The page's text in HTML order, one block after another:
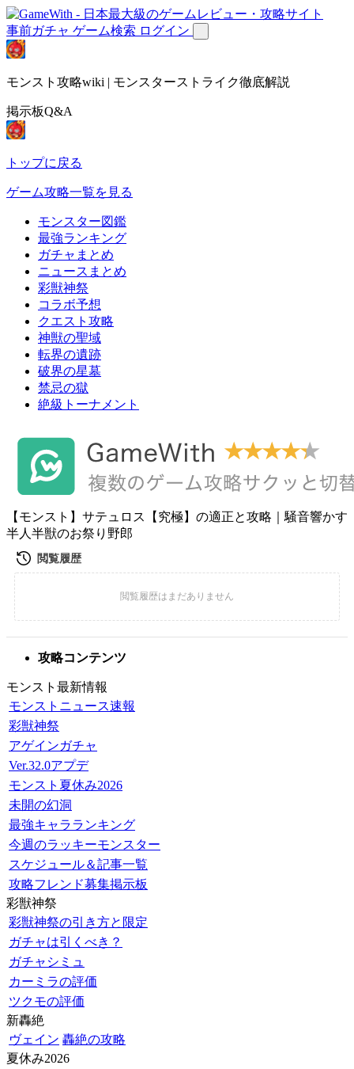
事前ガチャ ゲーム検索 ログイン
モンスト攻略wiki | モンスターストライク徹底解説
掲示板Q&A
トップに戻る
ゲーム攻略一覧を見る
モンスター図鑑
最強ランキング
ガチャまとめ
ニュースまとめ
彩獣神祭
コラボ予想
クエスト攻略
神獣の聖域
転界の遺跡
破界の星墓
禁忌の獄
絶級トーナメント
【モンスト】サテュロス【究極】の適正と攻略｜騒音響かす
半人半獣のお祭り野郎
攻略コンテンツ
モンスト最新情報
モンストニュース速報
彩獣神祭
アゲインガチャ
Ver.32.0アプデ
モンスト夏休み2026
未開の幻洞
最強キャラランキング
今週のラッキーモンスター
スケジュール＆記事一覧
攻略フレンド募集掲示板
彩獣神祭
彩獣神祭の引き方と限定
ガチャは引くべき？
ガチャシミュ
カーミラの評価
ツクモの評価
新轟絶
ヴェイン 轟絶の攻略
夏休み2026